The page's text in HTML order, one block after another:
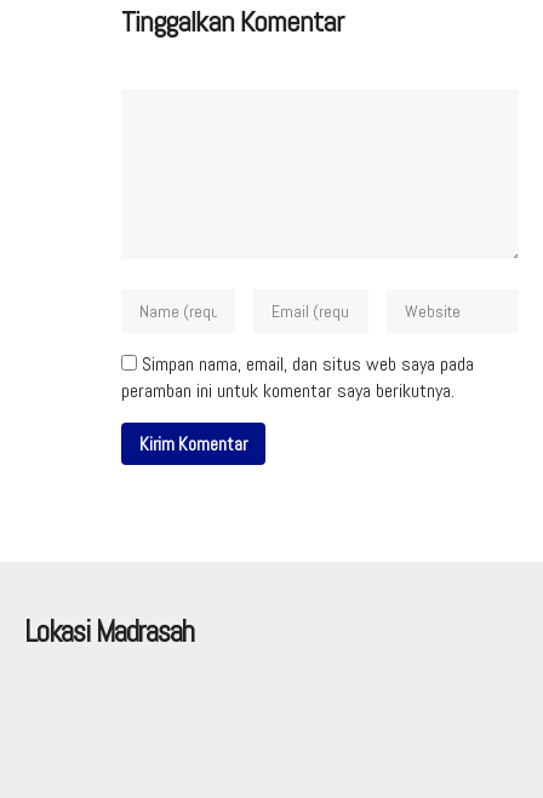
Tinggalkan Komentar
Simpan nama, email, dan situs web saya pada
peramban ini untuk komentar saya berikutnya.
Lokasi Madrasah